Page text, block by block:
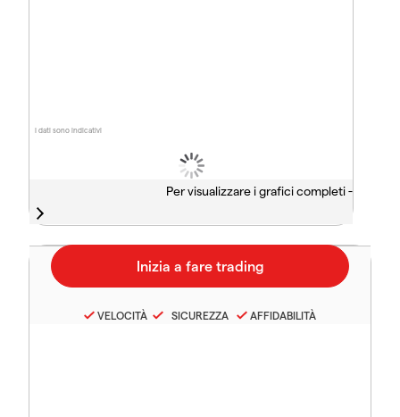
I dati sono indicativi
Per visualizzare i grafici completi -
VELOCITÀ SICUREZZA AFFIDABILITÀ